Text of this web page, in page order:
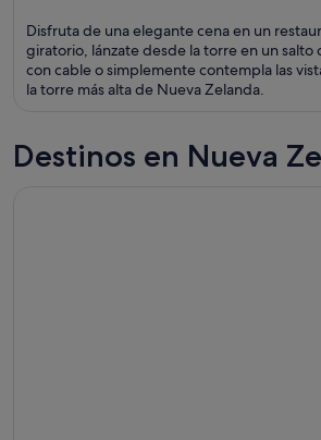
Disfruta de una elegante cena en un
giratorio, lánzate desde la torre en un salto
con cable o simplemente contempla las
la torre más alta de Nueva Zelanda.
Destinos en Nueva